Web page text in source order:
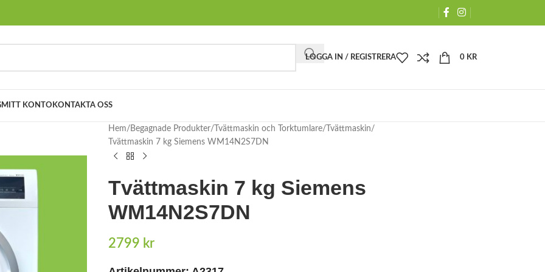
LOGGA IN / REGISTRERA 0 KR
MITT KONTO KONTAKTA OSS
Hem Begagnade Produkter Tvättmaskin och Torktumlare
Tvättmaskin
Tvättmaskin 7 kg Siemens WM14N2S7DN
Tvättmaskin 7 kg Siemens
WM14N2S7DN
2799 kr